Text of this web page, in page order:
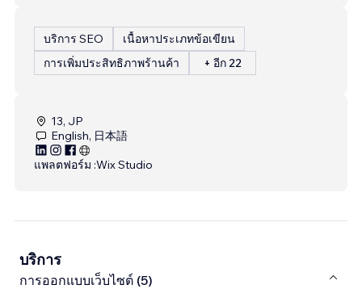
บริการ SEO
เนื้อหาประเภทข้อเขียน
การเพิ่มประสิทธิภาพร้านค้า
+ อีก 22
13, JP
English, 日本語
แพลตฟอร์ม :Wix Studio
บริการ
การออกแบบเว็บไซต์ (5)